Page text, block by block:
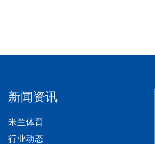
新闻资讯
米兰体育
行业动态